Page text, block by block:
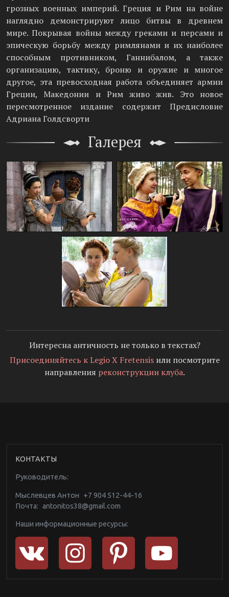
грозных военных империй. Греция и Рим на войне
наглядно демонстрируют лицо битвы в древнем
мире. Покрывая войны между греками и персами и
эпическую борьбу между римлянами и их наиболее
способным противником, Ганнибалом, а также
организацию, тактику, броню и оружие и многое
другое, эта превосходная работа объединяет армии
Греции, Македонии и Рим живо жив. Это новое
пересмотренное издание содержит Предисловие
Адриана Голдсворти
Галерея
Интересна античность не только в текстах?
Присоединяйтесь к Legio X Fretensisили посмотрите
направления реконструкции клуба.
КОНТАКТЫ
Руководитель:
Мыслевцев Антон
+7 904 512-44-16
Почта: antonitos38@gmail.com
Наши информационные ресурсы: